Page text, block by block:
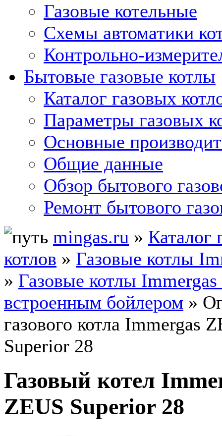
Газовые котельные
Схемы автоматики
Контрольно-
Бытовые газовые котлы
Каталог газовых
Параметры газовых
Основные
Общие данные
Обзор бытового
Ремонт бытового
mingas.ru » Каталог
котлов » Газовые котлы
» Газовые котлы Immergas
встроенным бойлером »
газового котла Immergas
Superior 28
Газовый котел
ZEUS Superior 28